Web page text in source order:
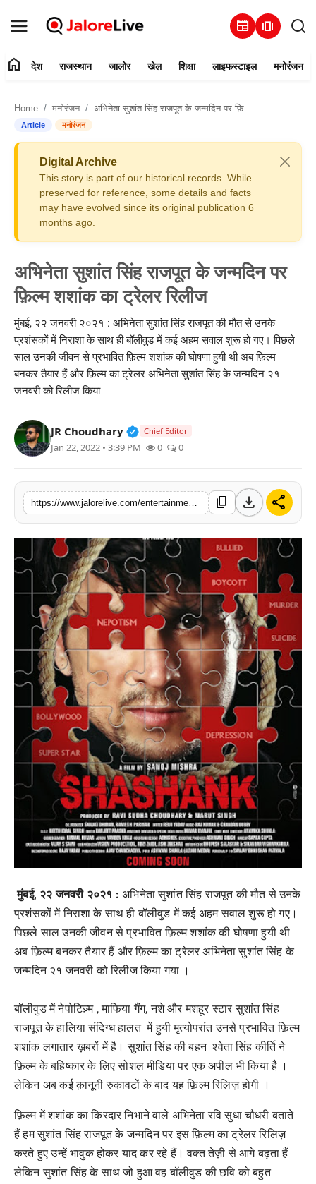
newspaper amp_stories
संपर्क करें
राजस्थान
खेल
शिक्षा
लाइफस्टाइल
मनोरंजन
विशेष
home देश राजस्थान जालोर खेल शिक्षा लाइफस्टाइल मनोरंजन
Home मनोरंजन अभिनेता सुशांत सिंह राजपूत के जन्मदिन पर फ़िल्म शशांक का ट्रेलर रिलीज
Article मनोरंजन
Digital Archive
This story is part of our historical records. While
preserved for reference, some details and facts
may have evolved since its original publication 6
months ago.
अभिनेता सुशांत सिंह राजपूत के जन्मदिन पर
फ़िल्म शशांक का ट्रेलर रिलीज
मुंबई, २२ जनवरी २०२१ : अभिनेता सुशांत सिंह राजपूत की मौत से उनके
प्रशंसकों में निराशा के साथ ही बॉलीवुड में कई अहम सवाल शुरू हो गए। पिछले
साल उनकी जीवन से प्रभावित फ़िल्म शशांक की घोषणा हुयी थी अब फ़िल्म
बनकर तैयार हैं और फ़िल्म का ट्रेलर अभिनेता सुशांत सिंह के जन्मदिन २१
जनवरी को रिलीज किया
JR Choudhary Verified Public Figure • 30 Mar,
Chief Editor
Jan 22, 2022 • 3:39 PM 0 0
content_copy download share
मुंबई, २२ जनवरी २०२१ :अभिनेता सुशांत सिंह राजपूत की मौत से उनके
प्रशंसकों में निराशा के साथ ही बॉलीवुड में कई अहम सवाल शुरू हो गए।
पिछले साल उनकी जीवन से प्रभावित फ़िल्म शशांक की घोषणा हुयी थी
अब फ़िल्म बनकर तैयार हैं और फ़िल्म का ट्रेलर अभिनेता सुशांत सिंह के
जन्मदिन २१ जनवरी को रिलीज किया गया ।
बॉलीवुड में नेपोटिज़्म , माफिया गैंग, नशे और मशहूर स्टार सुशांत सिंह
राजपूत के हालिया संदिग्ध हालत में हुयी मृत्योपरांत उनसे प्रभावित फ़िल्म
शशांक लगातार ख़बरों में है। सुशांत सिंह की बहन श्वेता सिंह कीर्ति ने
फ़िल्म के बहिष्कार के लिए सोशल मीडिया पर एक अपील भी किया है ।
लेकिन अब कई क़ानूनी रुकावटों के बाद यह फ़िल्म रिलिज़ होगी ।
फ़िल्म में शशांक का किरदार निभाने वाले अभिनेता रवि सुधा चौधरी बताते
हैं हम सुशांत सिंह राजपूत के जन्मदिन पर इस फ़िल्म का ट्रेलर रिलिज़
करते हुए उन्हें भावुक होकर याद कर रहे हैं। वक्त तेज़ी से आगे बढ़ता हैं
लेकिन सुशांत सिंह के साथ जो हुआ वह बॉलीवुड की छवि को बहुत